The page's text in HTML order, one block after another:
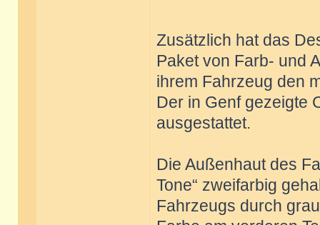
Zusätzlich hat das
Paket von Farb- und
ihrem Fahrzeug den
Der in Genf gezeigte
ausgestattet.
Die Außenhaut des
Tone“ zweifarbig
Fahrzeugs durch